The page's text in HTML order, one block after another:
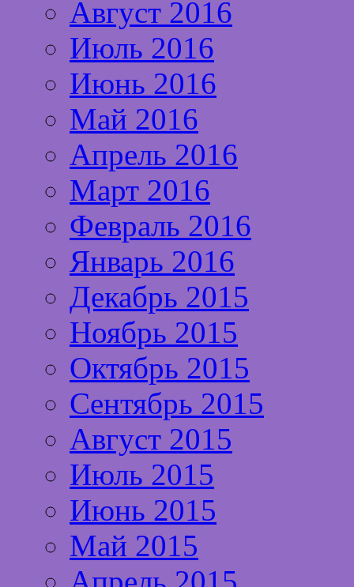
Август 2016
Июль 2016
Июнь 2016
Май 2016
Апрель 2016
Март 2016
Февраль 2016
Январь 2016
Декабрь 2015
Ноябрь 2015
Октябрь 2015
Сентябрь 2015
Август 2015
Июль 2015
Июнь 2015
Май 2015